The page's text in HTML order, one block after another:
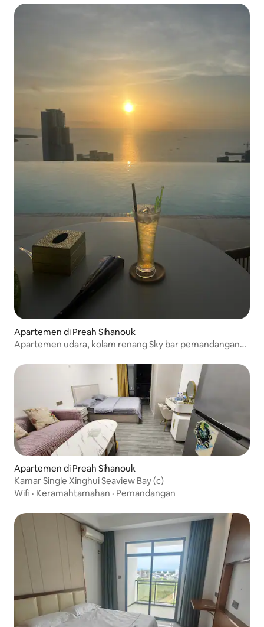
Apartemen di Preah Sihanouk
Apartemen udara, kolam renang Sky bar pemandangan
Apartemen di Preah Sihanouk
Kamar Single Xinghui Seaview Bay (c)
Wifi · Keramahtamahan · Pemandangan